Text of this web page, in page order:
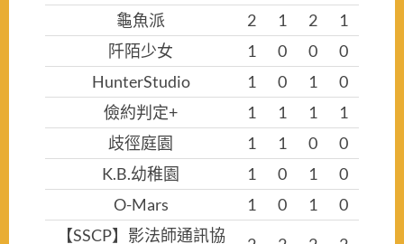
龜魚派
2 1 2
1
阡陌少女
1 0 0
0
HunterStudio
1 0 1
0
儉約判定+
1 1 1
1
歧徑庭園
1 1 0
0
K.B.幼稚園
1 0 1
0
O-Mars
1 0 1
0
【SSCP】影法師通訊協